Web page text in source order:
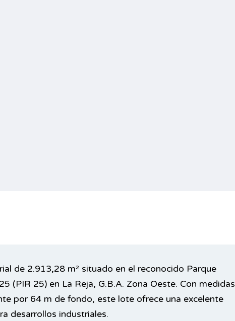
de 2.913,28 m² situado en el reconocido Parque
(PIR 25) en La Reja, G.B.A. Zona Oeste. Con medidas
por 64 m de fondo, este lote ofrece una excelente
desarrollos industriales.